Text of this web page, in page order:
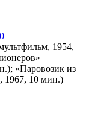
1954,
«Паровозик из
1967, 10 мин.)